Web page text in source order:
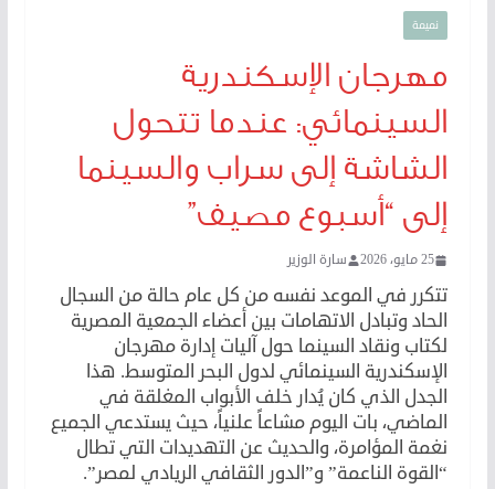
نميمة
مهرجان الإسكندرية
السينمائي: عندما تتحول
الشاشة إلى سراب والسينما
إلى “أسبوع مصيف”
25 مايو، 2026 سارة الوزير
تتكرر في الموعد نفسه من كل عام حالة من السجال
الحاد وتبادل الاتهامات بين أعضاء الجمعية المصرية
لكتاب ونقاد السينما حول آليات إدارة مهرجان
الإسكندرية السينمائي لدول البحر المتوسط. هذا
الجدل الذي كان يُدار خلف الأبواب المغلقة في
الماضي، بات اليوم مشاعاً علنياً، حيث يستدعي الجميع
نغمة المؤامرة، والحديث عن التهديدات التي تطال
“القوة الناعمة” و”الدور الثقافي الريادي لمصر”.